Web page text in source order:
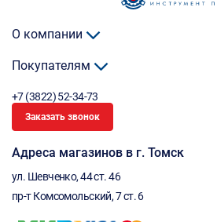
О компании
Покупателям
+7 (3822) 52-34-73
Заказать звонок
Адреса магазинов в г. Томск
ул. Шевченко, 44 ст. 46
пр-т Комсомольский, 7 ст. 6